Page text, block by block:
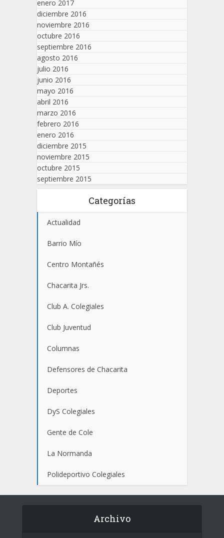
enero 2017
diciembre 2016
noviembre 2016
octubre 2016
septiembre 2016
agosto 2016
julio 2016
junio 2016
mayo 2016
abril 2016
marzo 2016
febrero 2016
enero 2016
diciembre 2015
noviembre 2015
octubre 2015
septiembre 2015
Categorías
Actualidad
Barrio Mío
Centro Montañés
Chacarita Jrs.
Club A. Colegiales
Club Juventud
Columnas
Defensores de Chacarita
Deportes
DyS Colegiales
Gente de Cole
La Normanda
Polideportivo Colegiales
Archivo